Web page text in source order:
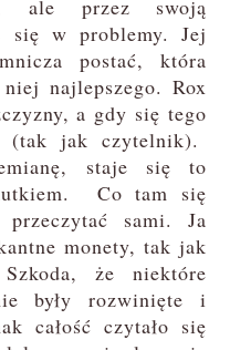
ale przez swoją
się w problemy. Jej
postać, która
najlepszego. Rox
a gdy się tego
(tak jak czytelnik).
staje się to
Co tam się
sami. Ja
monety, tak jak
że niektóre
były rozwinięte i
całość czytało się